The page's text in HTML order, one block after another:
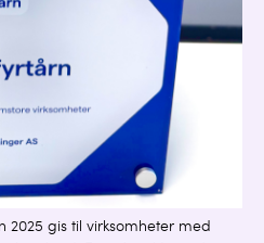
2025 gis til virksomheter med